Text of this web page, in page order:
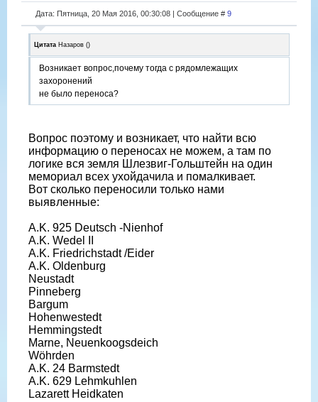
Дата: Пятница, 20 Мая 2016, 00:30:08 | Сообщение # 9
Цитата Назаров ()
Возникает вопрос,почему тогда с рядомлежащих
захоронений
не было переноса?
Вопрос поэтому и возникает, что найти всю
информацию о переносах не можем, а там по
логике вся земля Шлезвиг-Гольштейн на один
мемориал всех ухойдачила и помалкивает.
Вот сколько переносили только нами
выявленные:
A.K. 925 Deutsch -Nienhof
A.K. Wedel II
A.K. Friedrichstadt /Eider
A.K. Oldenburg
Neustadt
Pinneberg
Bargum
Hohenwestedt
Hemmingstedt
Marne, Neuenkoogsdeich
Wöhrden
A.K. 24 Barmstedt
A.K. 629 Lehmkuhlen
Lazarett Heidkaten